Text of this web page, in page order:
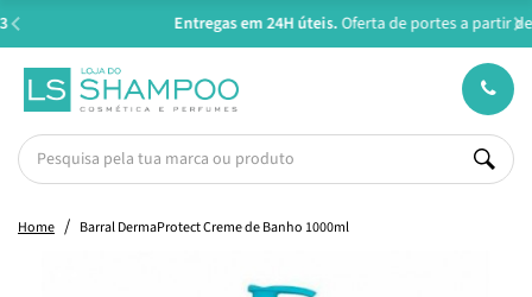
Entregas em 24H úteis.Oferta de portes a partir de €45*
Home Barral DermaProtect Creme de Banho 1000ml